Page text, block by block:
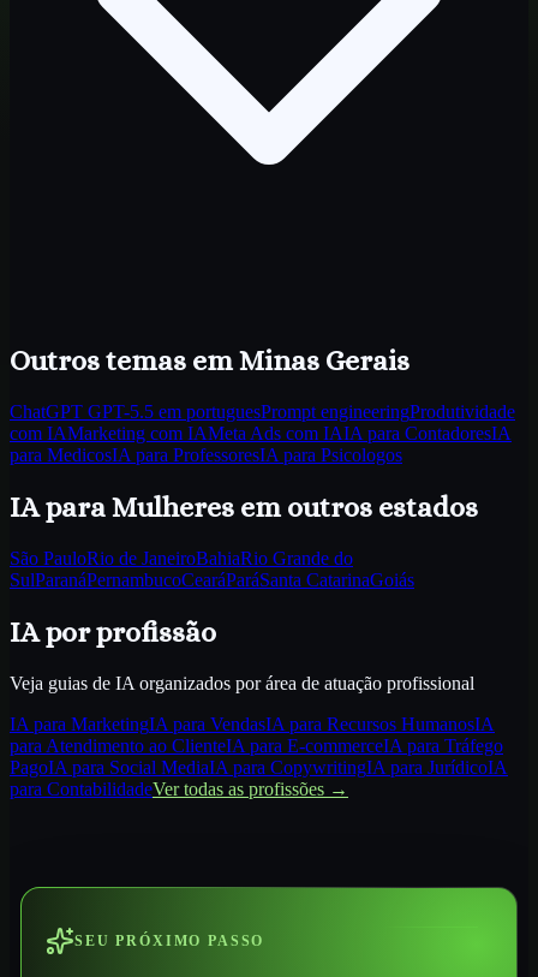
Outros temas em Minas Gerais
ChatGPT GPT-5.5 em portuguesPrompt engineeringProdutividade
com IAMarketing com IAMeta Ads com IAIA para ContadoresIA
para MedicosIA para ProfessoresIA para Psicologos
IA para Mulheres em outros estados
São PauloRio de JaneiroBahiaRio Grande do
SulParanáPernambucoCearáParáSanta CatarinaGoiás
IA por profissão
Veja guias de IA organizados por área de atuação profissional
IA para MarketingIA para VendasIA para Recursos HumanosIA
para Atendimento ao ClienteIA para E-commerceIA para Tráfego
PagoIA para Social MediaIA para CopywritingIA para JurídicoIA
para ContabilidadeVer todas as profissões →
SEU PRÓXIMO PASSO